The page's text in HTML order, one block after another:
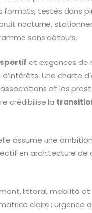
testés dans
nocturne,
sans détours.
sportif et exigences de
Une charte
et les
crédibilise la
assume une
en architecture de
littoral, mobilité et
claire : urgence